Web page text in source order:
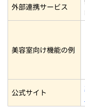
外部連携サービス
美容室向け機能の例
公式サイト